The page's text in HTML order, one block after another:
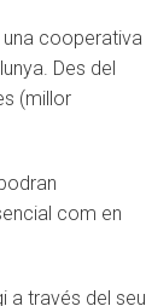
una cooperativa
Des del
(millor
com en
a través del seu